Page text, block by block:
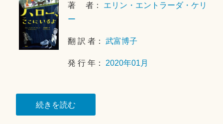
著 者： エリン・エントラーダ・ケリ
ー
翻 訳 者：武富博子
発 行 年： 2020年01月
続きを読む“ハ
ロ
月